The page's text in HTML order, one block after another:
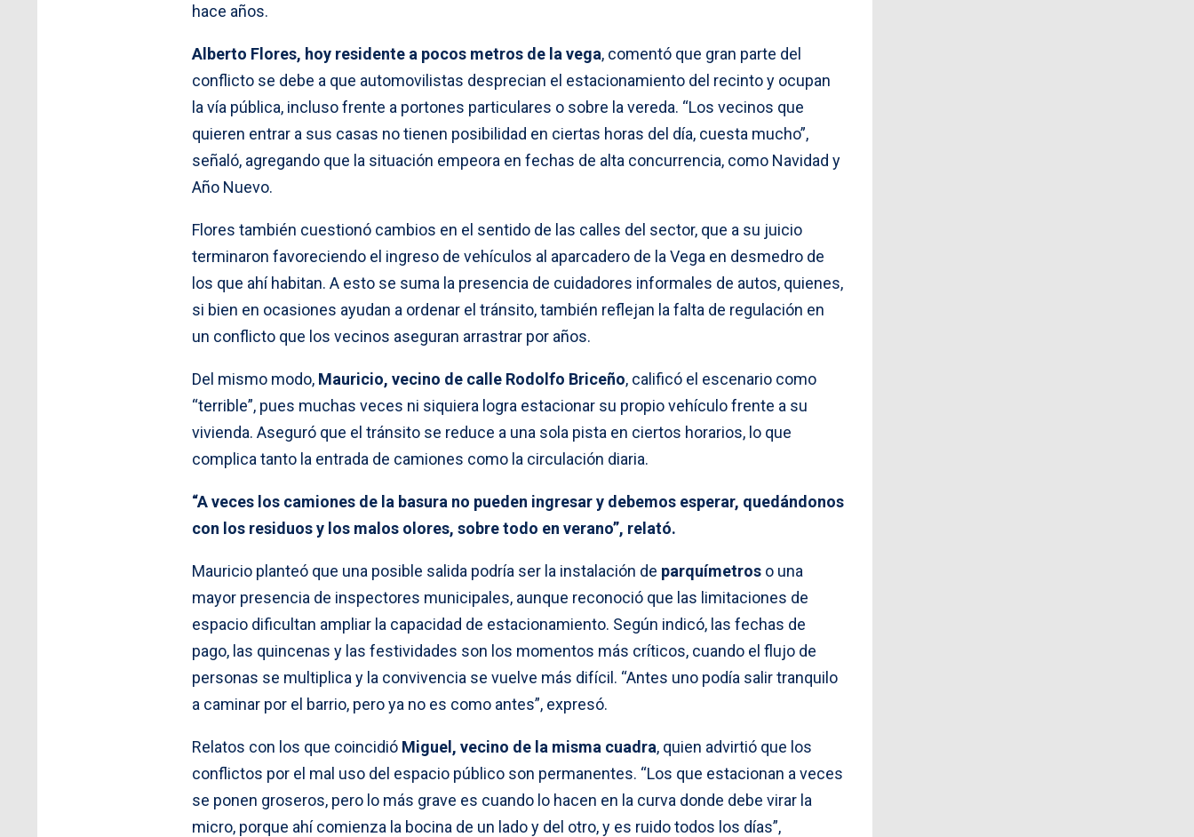
hace años.
Alberto Flores, hoy residente a pocos metros de la vega, comentó que gran parte del
conflicto se debe a que automovilistas desprecian el estacionamiento del recinto y ocupan
la vía pública, incluso frente a portones particulares o sobre la vereda. “Los vecinos que
quieren entrar a sus casas no tienen posibilidad en ciertas horas del día, cuesta mucho”,
señaló, agregando que la situación empeora en fechas de alta concurrencia, como Navidad y
Año Nuevo.
Flores también cuestionó cambios en el sentido de las calles del sector, que a su juicio
terminaron favoreciendo el ingreso de vehículos al aparcadero de la Vega en desmedro de
los que ahí habitan. A esto se suma la presencia de cuidadores informales de autos, quienes,
si bien en ocasiones ayudan a ordenar el tránsito, también reflejan la falta de regulación en
un conflicto que los vecinos aseguran arrastrar por años.
Del mismo modo, Mauricio, vecino de calle Rodolfo Briceño, calificó el escenario como
“terrible”, pues muchas veces ni siquiera logra estacionar su propio vehículo frente a su
vivienda. Aseguró que el tránsito se reduce a una sola pista en ciertos horarios, lo que
complica tanto la entrada de camiones como la circulación diaria.
“A veces los camiones de la basura no pueden ingresar y debemos esperar, quedándonos
con los residuos y los malos olores, sobre todo en verano”, relató.
Mauricio planteó que una posible salida podría ser la instalación de parquímetros o una
mayor presencia de inspectores municipales, aunque reconoció que las limitaciones de
espacio dificultan ampliar la capacidad de estacionamiento. Según indicó, las fechas de
pago, las quincenas y las festividades son los momentos más críticos, cuando el flujo de
personas se multiplica y la convivencia se vuelve más difícil. “Antes uno podía salir tranquilo
a caminar por el barrio, pero ya no es como antes”, expresó.
Relatos con los que coincidió Miguel, vecino de la misma cuadra, quien advirtió que los
conflictos por el mal uso del espacio público son permanentes. “Los que estacionan a veces
se ponen groseros, pero lo más grave es cuando lo hacen en la curva donde debe virar la
micro, porque ahí comienza la bocina de un lado y del otro, y es ruido todos los días”,